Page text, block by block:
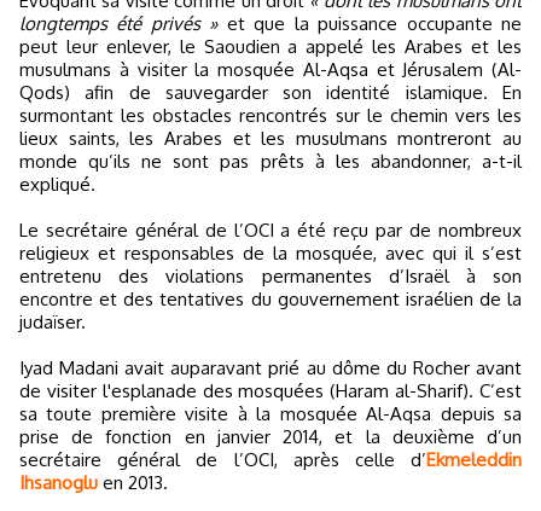
longtemps été privés »et que la puissance occupante ne
peut leur enlever, le Saoudien a appelé les Arabes et les
musulmans à visiter la mosquée Al-Aqsa et Jérusalem (Al-
Qods) afin de sauvegarder son identité islamique. En
surmontant les obstacles rencontrés sur le chemin vers les
lieux saints, les Arabes et les musulmans montreront au
monde qu’ils ne sont pas prêts à les abandonner, a-t-il
expliqué.
Le secrétaire général de l’OCI a été reçu par de nombreux
religieux et responsables de la mosquée, avec qui il s’est
entretenu des violations permanentes d’Israël à son
encontre et des tentatives du gouvernement israélien de la
judaïser.
Iyad Madani avait auparavant prié au dôme du Rocher avant
de visiter l'esplanade des mosquées (Haram al-Sharif). C’est
sa toute première visite à la mosquée Al-Aqsa depuis sa
prise de fonction en janvier 2014, et la deuxième d’un
secrétaire général de l’OCI, après celle d’Ekmeleddin
Ihsanoglu en 2013.